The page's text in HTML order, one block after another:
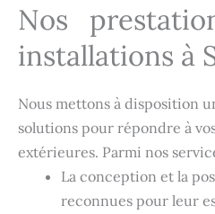
Nos
installations à
Nous mettons à disposition
solutions pour répondre à
extérieures. Parmi nos
La conception et la
reconnues pour leur